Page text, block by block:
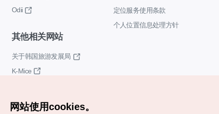
Odii
定位服务使用条款
个人位置信息处理方针
其他相关网站
关于韩国旅游发展局
K-Mice
网站使用cookies。